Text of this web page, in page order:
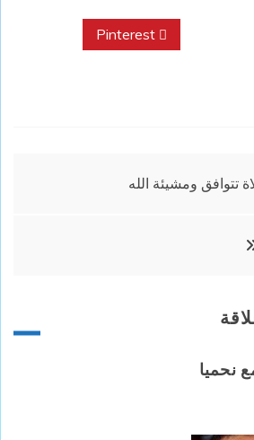
تتوافق ومشيئة الله
نحميا